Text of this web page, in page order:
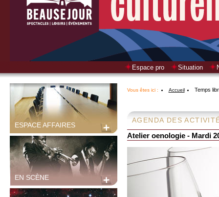
Espace pro Situation
ESPACE AFFAIRES
EN SCÈNE
Vous êtes ici : Accueil Temps
AGENDA DES
Atelier oenologie - Mardi